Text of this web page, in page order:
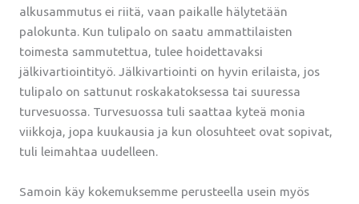
alkusammutus ei riitä, vaan paikalle hälytetään
palokunta. Kun tulipalo on saatu ammattilaisten
toimesta sammutettua, tulee hoidettavaksi
jälkivartiointityö. Jälkivartiointi on hyvin erilaista, jos
tulipalo on sattunut roskakatoksessa tai suuressa
turvesuossa. Turvesuossa tuli saattaa kyteä monia
viikkoja, jopa kuukausia ja kun olosuhteet ovat sopivat,
tuli leimahtaa uudelleen.
Samoin käy kokemuksemme perusteella usein myös